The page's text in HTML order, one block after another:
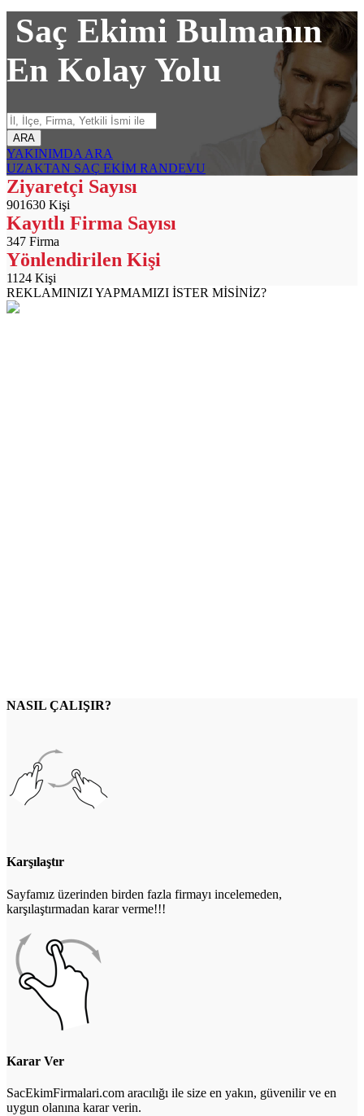
Saç Ekimi Bulmanın
En Kolay Yolu
ARA
YAKINIMDA ARA
UZAKTAN SAÇ EKİM RANDEVU
Ziyaretçi Sayısı
901630 Kişi
Kayıtlı Firma Sayısı
347 Firma
Yönlendirilen Kişi
1124 Kişi
REKLAMINIZI YAPMAMIZI İSTER MİSİNİZ?
NASIL ÇALIŞIR?
Karşılaştır
Sayfamız üzerinden birden fazla firmayı incelemeden,
karşılaştırmadan karar verme!!!
Karar Ver
SacEkimFirmalari.com aracılığı ile size en yakın, güvenilir ve en
uygun olanına karar verin.